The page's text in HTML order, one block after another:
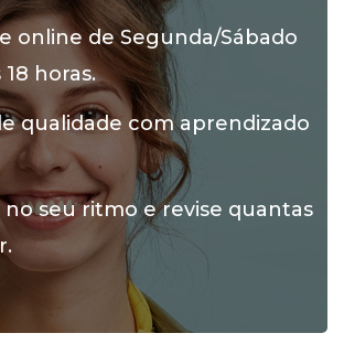
online de Segunda/Sábado
horas.
qualidade com aprendizado
no seu ritmo e revise quantas